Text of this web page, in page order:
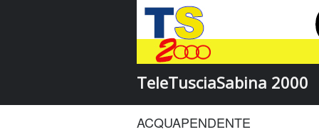
TeleTusciaSabina 2000
ACQUAPENDENTE